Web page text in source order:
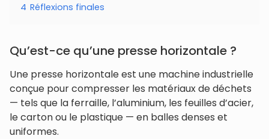
4 Réflexions finales
Qu’est-ce qu’une presse horizontale ?
Une presse horizontale est une machine industrielle
conçue pour compresser les matériaux de déchets
— tels que la ferraille, l’aluminium, les feuilles d’acier,
le carton ou le plastique — en balles denses et
uniformes.